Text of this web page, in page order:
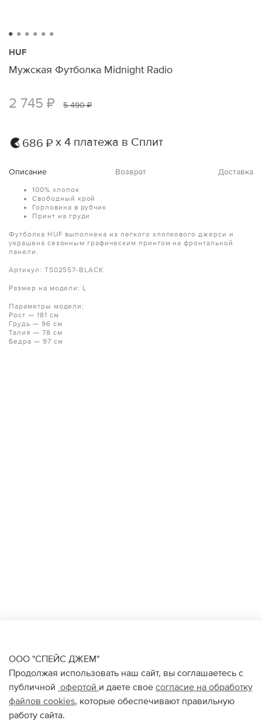
HUF
Мужская Футболка Midnight Radio
2 745 ₽ 5 490 ₽
686 ₽ х 4 платежа в Сплит
Описание Возврат Доставка
100% хлопок
Свободный крой
Горловина в рубчик
Принт на груди
Футболка HUF выполнена из легкого хлопкового джерси и
украшена сезонным графическим принтом на фронтальной
панели.
Артикул: TS02557-BLACK
Размер на модели: L
Параметры модели:
Рост — 181 см
Грудь — 96 см
Талия — 78 см
Бедра — 97 см
ООО "СПЕЙС ДЖЕМ"
Продолжая использовать наш сайт, вы соглашаетесь с
публичной офертой и даете свое согласие на обработку
файлов cookies, которые обеспечивают правильную
работу сайта.